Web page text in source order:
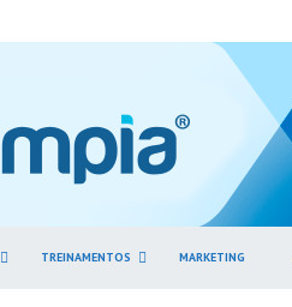
TREINAMENTOS MARKETING